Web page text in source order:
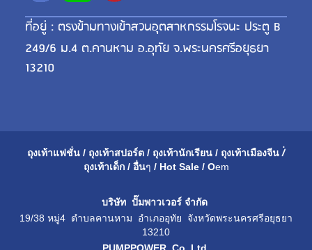
ที่อยู่ : ตรงข้ามทางเข้าสวนอุตสาหกรรมโรจนะ ประตู B
249/6 ม.4 ต.คานหาม อ.อุทัย จ.พระนครศรีอยุธยา
13210
ถุงเท้าแฟชั่น / ถุงเท้าสปอร์ต / ถุงเท้านักเรียน / ถุงเท้าเมืองจีน /่
ถุงเท้าเด็ก / อื่นๆ / Hot Sale / Oem
บริษัท ปั๊มพาวเวอร์ จำกัด
19/38 หมู่4 ตำบลคานหาม อำเภออุทัย จังหวัดพระนครศรีอยุธยา
13210